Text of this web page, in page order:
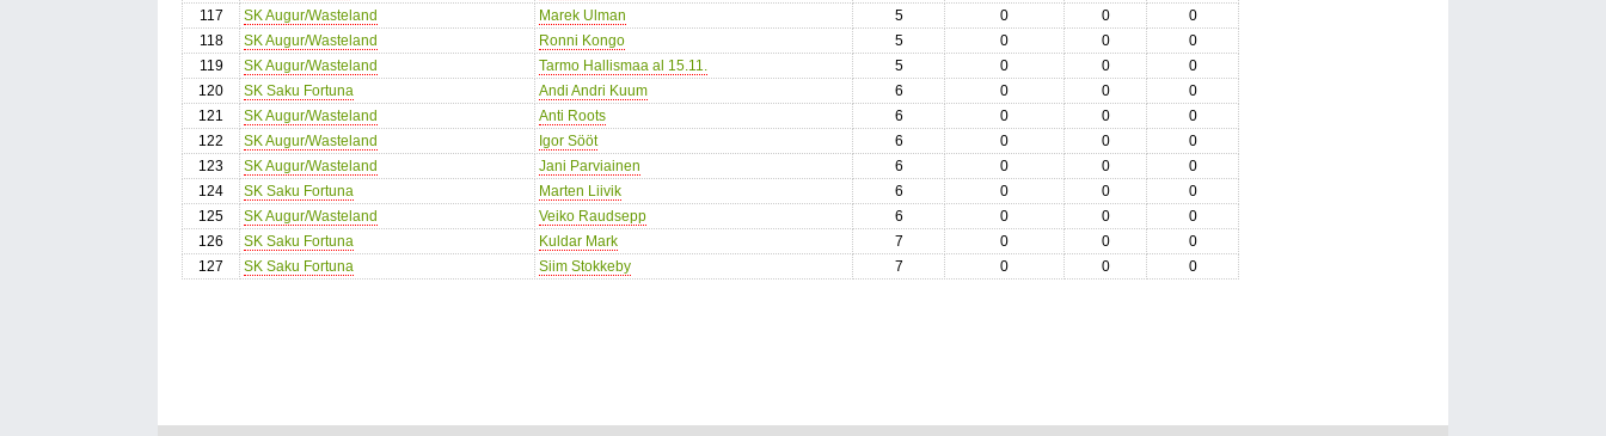
117
SK Augur/Wasteland Marek Ulman 5 0 0
0
118
SK Augur/Wasteland Ronni Kongo 5 0 0
0
119
SK Augur/Wasteland Tarmo Hallismaa al 15.11. 5 0 0
0
120
SK Saku Fortuna Andi Andri Kuum 6 0 0
0
121
SK Augur/Wasteland Anti Roots 6 0 0
0
122
SK Augur/Wasteland Igor Sööt 6 0 0
0
123
SK Augur/Wasteland Jani Parviainen 6 0 0
0
124
SK Saku Fortuna Marten Liivik 6 0 0
0
125
SK Augur/Wasteland Veiko Raudsepp 6 0 0
0
126
SK Saku Fortuna Kuldar Mark 7 0 0
0
127
SK Saku Fortuna Siim Stokkeby 7 0 0 0